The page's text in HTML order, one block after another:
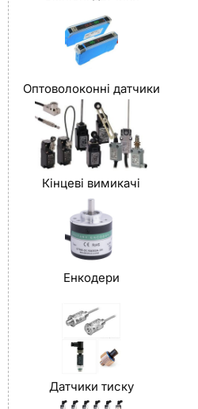
Оптоволоконні датчики
Кінцеві вимикачі
Енкодери
Датчики тиску